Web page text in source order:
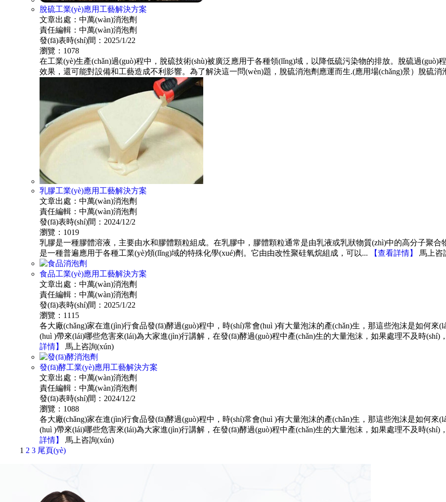
脫硫工業(yè)應用工藝解決方案
文章出處：中萬(wàn)消泡劑
責任編輯：中萬(wàn)消泡劑
發(fā)表時(shí)間：2025/1/22
瀏覽：1078
在工業(yè)生產(chǎn)過(guò)程中，脫硫技術(shù)被廣泛應用于各種領(lǐng)域，以降低硫污染物的排放。脫硫過
效果，還可能對設備和工藝造成不利影響。為了解決這一問(wèn)題，脫硫消泡劑應運而生.(應用場(chǎng)景）脫硫消
乳膠工業(yè)應用工藝解決方案
文章出處：中萬(wàn)消泡劑
責任編輯：中萬(wàn)消泡劑
發(fā)表時(shí)間：2024/12/2
瀏覽：1019
乳膠是一種膠體溶液，主要由水和膠體顆粒組成。在乳膠中，膠體顆粒通常是由乳液或乳狀物質(zhì)中的高分子聚合物形
是一種普遍應用于各種工業(yè)領(lǐng)域的特殊化學(xué)劑。它由由改性聚硅氧烷組成，可以...
【查看詳情】 馬上咨
食品工業(yè)應用工藝解決方案
文章出處：中萬(wàn)消泡劑
責任編輯：中萬(wàn)消泡劑
發(fā)表時(shí)間：2025/1/22
瀏覽：1115
各大廠(chǎng)家在進(jìn)行食品發(fā)酵過(guò)程中，時(shí)常會(huì )有大量泡沫的產(chǎn)生，那這些泡沫是如何
(huì )帶來(lái)哪些危害來(lái)為大家進(jìn)行講解，在發(fā)酵過(guò)程中產(chǎn)生的大量泡沫，如果處理不及時(shí)
詳情】 馬上咨詢(xún)
發(fā)酵工業(yè)應用工藝解決方案
文章出處：中萬(wàn)消泡劑
責任編輯：中萬(wàn)消泡劑
發(fā)表時(shí)間：2024/12/2
瀏覽：1088
各大廠(chǎng)家在進(jìn)行食品發(fā)酵過(guò)程中，時(shí)常會(huì )有大量泡沫的產(chǎn)生，那這些泡沫是如何來
(huì )帶來(lái)哪些危害來(lái)為大家進(jìn)行講解，在發(fā)酵過(guò)程中產(chǎn)生的大量泡沫，如果處理不及時
詳情】
馬上咨詢(xún)
1 2 3 尾頁(yè)